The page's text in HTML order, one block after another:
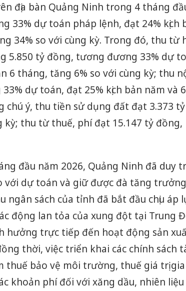
địa bàn Quảng Ninh trong 4 tháng
33% dự toán pháp lệnh, đạt 24% kịch
34% so với cùng kỳ. Trong đó, thu từ
5.850 tỷ đồng, tương đương 33% dự
6 tháng, tăng 6% so với cùng kỳ; thu
dự toán, đạt 25% kịch bản năm và
chú ý, thu tiền sử dụng đất đạt 3.373 tỷ
kỳ; thu từ thuế, phí đạt 15.147 tỷ đồng,
đầu năm 2026, Quảng Ninh đã duy
dự toán và giữ được đà tăng
ngân sách của tỉnh đã bắt đầu chịu áp
động lan tỏa của xung đột tại Trung
hưởng trực tiếp đến hoạt động sản
thời, việc triển khai các chính sách
bảo vệ môi trường, thuế giá trị gia
khoản phí đối với xăng dầu, nhiên liệu